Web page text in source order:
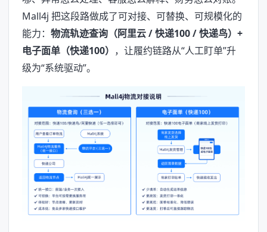
Mall4j 把这段路做成了可对接、可替换、可规模化的
能力： 物流轨迹查询（阿里云 / 快递100 / 快递鸟）+
电子面单（快递100） ，让履约链路从“人工盯单”升
级为“系统驱动”。